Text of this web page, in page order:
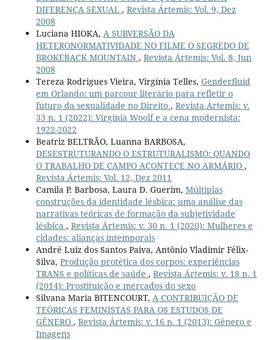
DIFERENÇA SEXUAL , Revista Ártemis: Vol. 9, Dez
2008
Luciana HIOKA, A SUBVERSÃO DA
HETERONORMATIVIDADE NO FILME O SEGREDO DE
BROKEBACK MOUNTAIN , Revista Ártemis: Vol. 8, Jun
2008
Tereza Rodrigues Vieira, Virgínia Telles, Genderfluid
em Orlando: um parcour literário para refletir o
futuro da sexualidade no Direito , Revista Ártemis: v.
33 n. 1 (2022): Virginia Woolf e a cena modernista:
1922-2022
Beatriz BELTRÃO, Luanna BARBOSA,
DESESTRUTURANDO O ESTRUTURALISMO: QUANDO
O TRABALHO DE CAMPO ACONTECE NO ARMÁRIO ,
Revista Ártemis: Vol. 12, Dez 2011
Camila P. Barbosa, Laura D. Guerim, Múltiplas
construções da identidade lésbica: uma análise das
narrativas teóricas de formação da subjetividade
lésbica , Revista Ártemis: v. 30 n. 1 (2020): Mulheres e
cidades: alianças intemporais
André Luiz dos Santos Paiva, Antônio Vladimir Félix-
Silva, Produção protética dos corpos: experiências
TRANS e políticas de saúde , Revista Ártemis: v. 18 n. 1
(2014): Prostituição e mercados do sexo
Silvana Maria BITENCOURT, A CONTRIBUIÇÃO DE
TEÓRICAS FEMINISTAS PARA OS ESTUDOS DE
GÊNERO , Revista Ártemis: v. 16 n. 1 (2013): Gênero e
Imagens